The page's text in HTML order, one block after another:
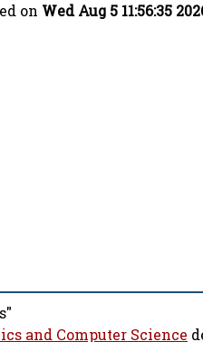
on Wed Aug 5 11:56:35
and Computer Science